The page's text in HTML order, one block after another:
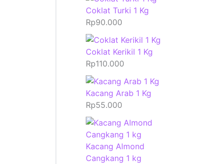
Coklat Turki 1 Kg
Rp90.000
Coklat Kerikil 1 Kg
Rp110.000
Kacang Arab 1 Kg
Rp55.000
Kacang Almond
Cangkang 1 kg